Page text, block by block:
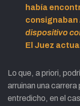
había
consignaban
dispositivo
El Juez
Lo que, a priori,
arruinan una carrera
entredicho, en el